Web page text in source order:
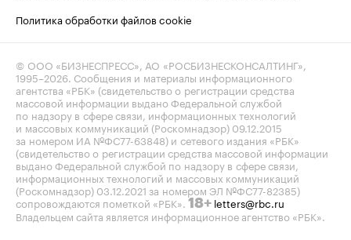
Политика обработки файлов cookie
© ООО «БИЗНЕСПРЕСС», АО «РОСБИЗНЕСКОНСАЛТИНГ»,
1995–2026 . Сообщения и материалы информационного
агентства «РБК» (свидетельство о регистрации средства
массовой информации выдано Федеральной службой
по надзору в сфере связи, информационных технологий
и массовых коммуникаций (Роскомнадзор) 09.12.2015
за номером ИА №ФС77-63848) и сетевого издания «РБК»
(свидетельство о регистрации средства массовой информации
выдано Федеральной службой по надзору в сфере связи,
информационных технологий и массовых коммуникаций
(Роскомнадзор) 03.12.2021 за номером ЭЛ №ФС77-82385)
сопровождаются пометкой «РБК». 18+ letters@rbc.ru
Владельцем сайта является информационное агентство «РБК».